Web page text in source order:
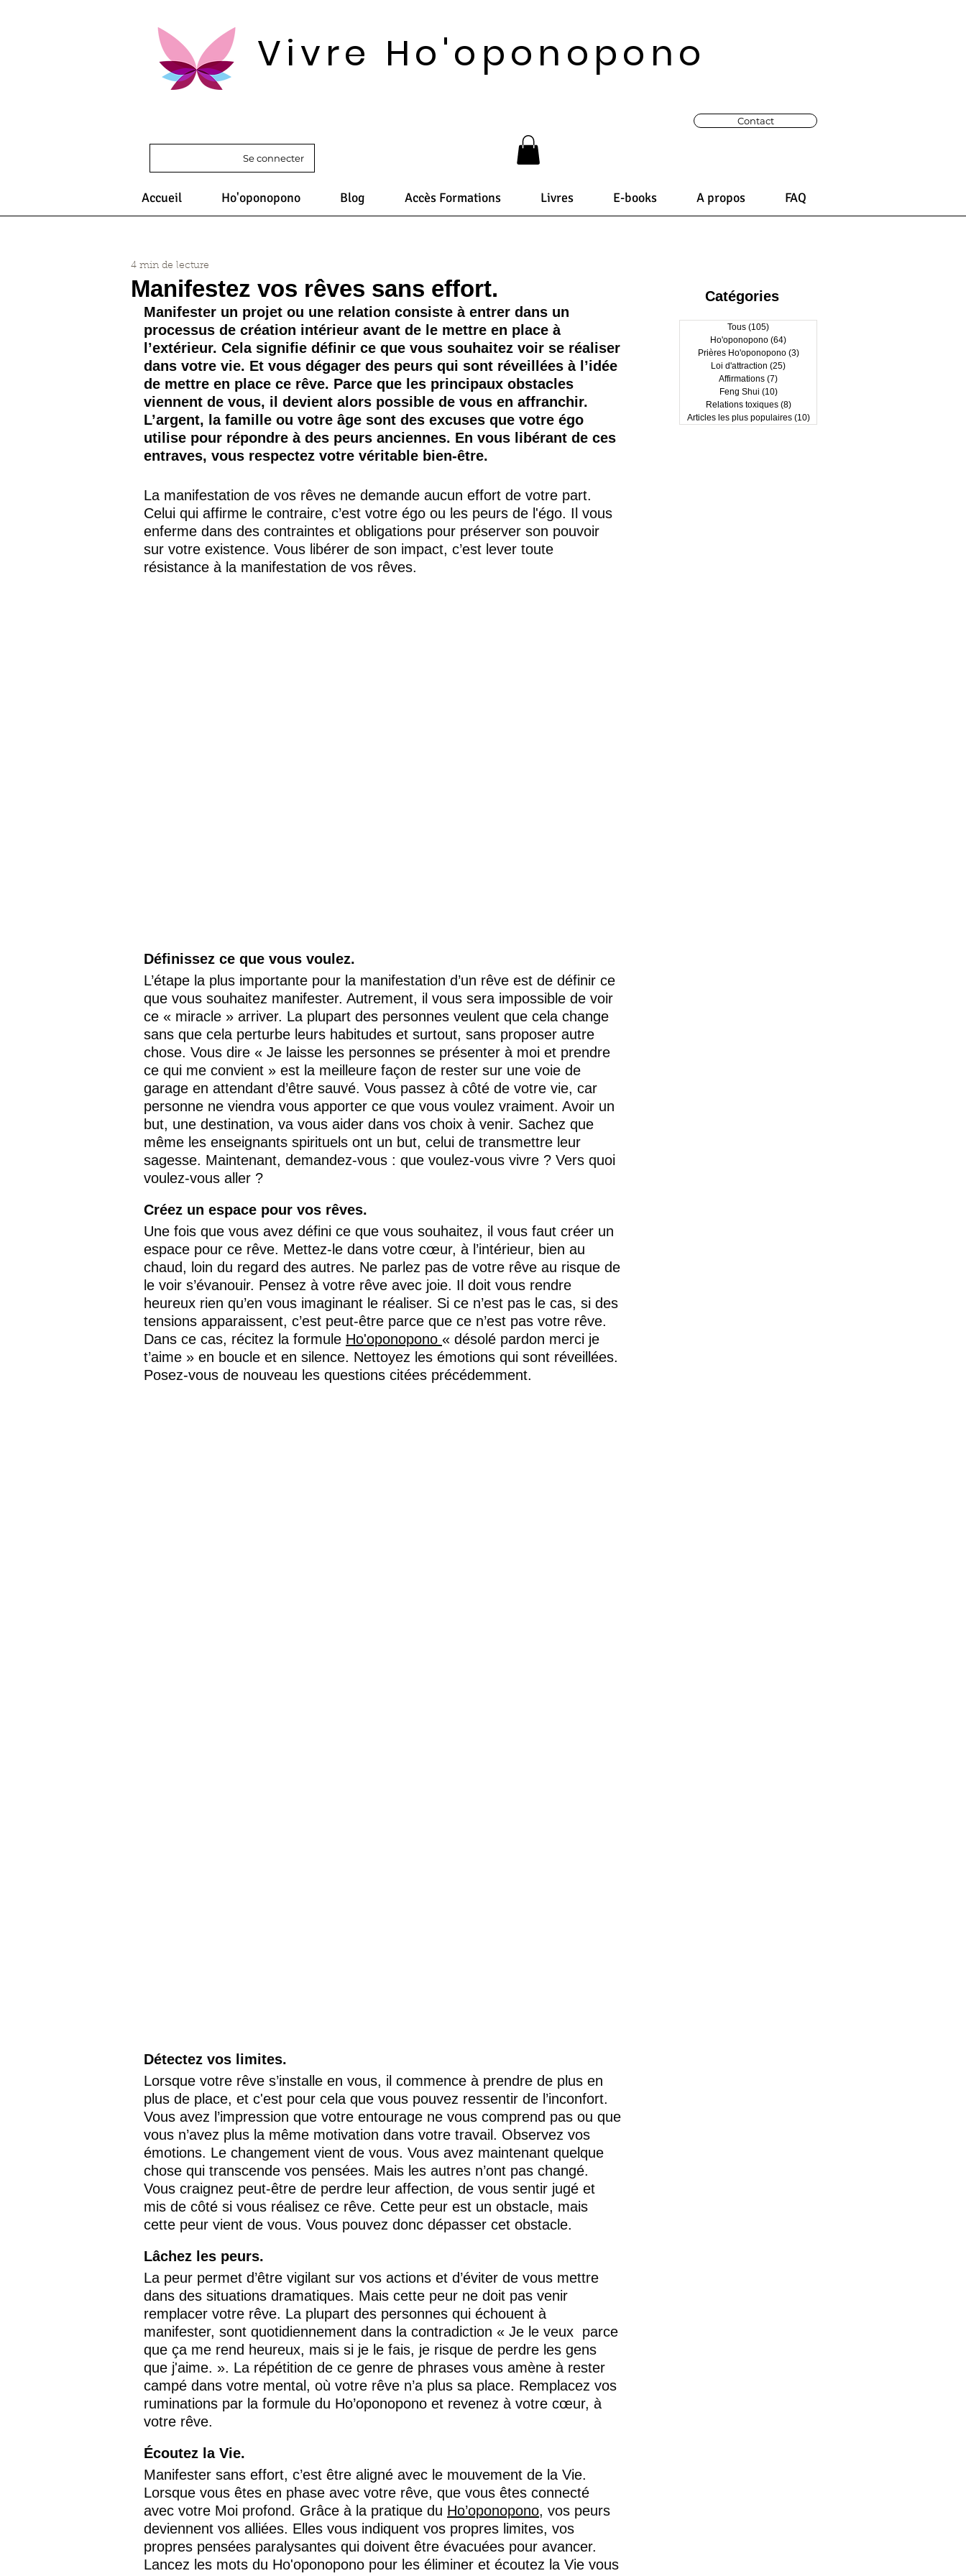
Vivre Ho'oponopono
Contact
Se connecter
Accueil Ho'oponopono Blog Accès Formations Livres E-books A propos FAQ
Manifestez vos rêves sans effort.
4 min de lecture
Manifester un projet ou une relation consiste à entrer dans un
processus de création intérieur avant de le mettre en place à
l’extérieur. Cela signifie définir ce que vous souhaitez voir se réaliser
dans votre vie. Et vous dégager des peurs qui sont réveillées à l’idée
de mettre en place ce rêve. Parce que les principaux obstacles
viennent de vous, il devient alors possible de vous en affranchir.
L’argent, la famille ou votre âge sont des excuses que votre égo
utilise pour répondre à des peurs anciennes. En vous libérant de ces
entraves, vous respectez votre véritable bien-être.
La manifestation de vos rêves ne demande aucun effort de votre part.
Celui qui affirme le contraire, c’est votre égo ou les peurs de l'égo. Il vous
enferme dans des contraintes et obligations pour préserver son pouvoir
sur votre existence. Vous libérer de son impact, c’est lever toute
résistance à la manifestation de vos rêves.
Définissez ce que vous voulez.
L’étape la plus importante pour la manifestation d’un rêve est de définir ce
que vous souhaitez manifester. Autrement, il vous sera impossible de voir
ce « miracle » arriver. La plupart des personnes veulent que cela change
sans que cela perturbe leurs habitudes et surtout, sans proposer autre
chose. Vous dire « Je laisse les personnes se présenter à moi et prendre
ce qui me convient » est la meilleure façon de rester sur une voie de
garage en attendant d’être sauvé. Vous passez à côté de votre vie, car
personne ne viendra vous apporter ce que vous voulez vraiment. Avoir un
but, une destination, va vous aider dans vos choix à venir. Sachez que
même les enseignants spirituels ont un but, celui de transmettre leur
sagesse. Maintenant, demandez-vous : que voulez-vous vivre ? Vers quoi
voulez-vous aller ?
Créez un espace pour vos rêves.
Une fois que vous avez défini ce que vous souhaitez, il vous faut créer un
espace pour ce rêve. Mettez-le dans votre cœur, à l’intérieur, bien au
chaud, loin du regard des autres. Ne parlez pas de votre rêve au risque de
le voir s’évanouir. Pensez à votre rêve avec joie. Il doit vous rendre
heureux rien qu’en vous imaginant le réaliser. Si ce n’est pas le cas, si des
tensions apparaissent, c’est peut-être parce que ce n’est pas votre rêve.
Dans ce cas, récitez la formule Ho'oponopono « désolé pardon merci je
t’aime » en boucle et en silence. Nettoyez les émotions qui sont réveillées.
Posez-vous de nouveau les questions citées précédemment.
Détectez vos limites.
Lorsque votre rêve s’installe en vous, il commence à prendre de plus en
plus de place, et c'est pour cela que vous pouvez ressentir de l’inconfort.
Vous avez l’impression que votre entourage ne vous comprend pas ou que
vous n’avez plus la même motivation dans votre travail. Observez vos
émotions. Le changement vient de vous. Vous avez maintenant quelque
chose qui transcende vos pensées. Mais les autres n’ont pas changé.
Vous craignez peut-être de perdre leur affection, de vous sentir jugé et
mis de côté si vous réalisez ce rêve. Cette peur est un obstacle, mais
cette peur vient de vous. Vous pouvez donc dépasser cet obstacle.
Lâchez les peurs.
La peur permet d’être vigilant sur vos actions et d’éviter de vous mettre
dans des situations dramatiques. Mais cette peur ne doit pas venir
remplacer votre rêve. La plupart des personnes qui échouent à
manifester, sont quotidiennement dans la contradiction « Je le veux  parce
que ça me rend heureux, mais si je le fais, je risque de perdre les gens
que j'aime. ». La répétition de ce genre de phrases vous amène à rester
campé dans votre mental, où votre rêve n’a plus sa place. Remplacez vos
ruminations par la formule du Ho’oponopono et revenez à votre cœur, à
votre rêve.
Écoutez la Vie.
Manifester sans effort, c’est être aligné avec le mouvement de la Vie.
Lorsque vous êtes en phase avec votre rêve, que vous êtes connecté
avec votre Moi profond. Grâce à la pratique du Ho’oponopono, vos peurs
deviennent vos alliées. Elles vous indiquent vos propres limites, vos
propres pensées paralysantes qui doivent être évacuées pour avancer.
Lancez les mots du Ho'oponopono pour les éliminer et écoutez la Vie vous
Catégories
Tous (105)
Ho'oponopono (64)
Prières Ho'oponopono (3)3 posts
Loi d'attraction (25)
Affirmations (7)
Feng Shui (10)10 posts
Relations toxiques (8)8 posts
Articles les plus populaires (10)10 posts